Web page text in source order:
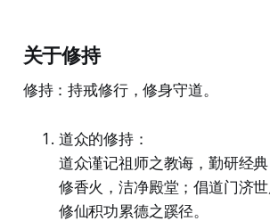
关于修持
修持：持戒修行，修身守道。
道众的修持：
道众谨记祖师之教诲，勤研经
修香火，洁净殿堂；倡道门济
修仙积功累德之蹊径。